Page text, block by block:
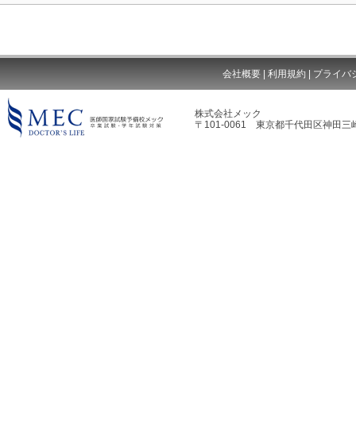
会社概要 | 利用規約 | プライバ
株式会社メック
〒101-0061 東京都千代田区神田三